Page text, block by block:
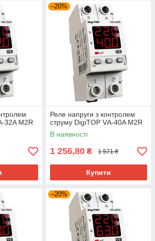
32A M2R
–20%
Реле напруги з контролем
струму DigiTOP VА-40A M2R
В наявності
1 256,80 ₴ 1 571 ₴
Купити
–20%